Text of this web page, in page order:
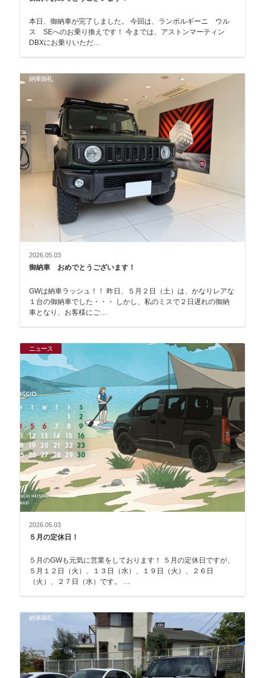
本日、御納車が完了しました。 今回は、ランボルギーニ ウル
ス SEへのお乗り換えです！ 今までは、アストンマーティン
DBXにお乗りいただ…
納車御礼
2026.05.03
御納車 おめでとうございます！
GWは納車ラッシュ！！ 昨日、５月２日（土）は、かなりレアな
１台の御納車でした・・・ しかし、私のミスで２日遅れの御納
車となり、お客様にご…
ニュース
2026.05.03
５月の定休日！
５月のGWも元気に営業をしております！ ５月の定休日ですが、
５月１２日（火）、１３日（水）、１９日（火）、２６日
（火）、２７日（水）です。 …
納車御礼